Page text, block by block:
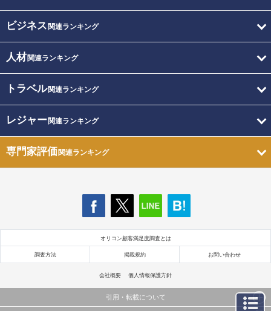
ビジネス 関連ランキング
人材関連ランキング
トラベル関連ランキング
レジャー関連ランキング
専門家評価関連ランキング
オリコン顧客満足度調査とは
調査方法 掲載規約 お問い合わせ
会社概要 個人情報保護方針
引用・転載について